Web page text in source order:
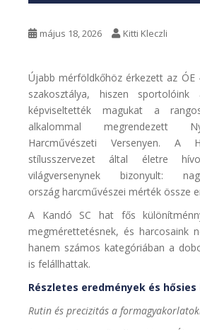
május 18, 2026 Kitti Kleczli
Újabb mérföldkőhöz érkezett az ÓE
szakosztálya, hiszen
képviseltették magukat a
alkalommal megrendezett
Harcművészeti Versenyen. A
stílusszervezet által életre
világversenynek bizonyult:
ország harcművészei mérték össze
A Kandó SC hat fős
megmérettetésnek, és harcosaink
hanem számos kategóriában a
is felállhattak.
Részletes eredmények és
Rutin és precizitás a